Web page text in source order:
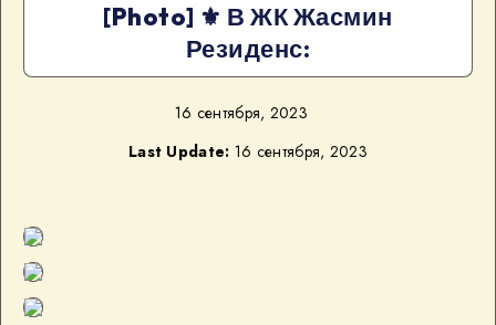
[Photo] ⚜️ В ЖК Жасмин
Резиденс:
16 сентября, 2023
Last Update: 16 сентября, 2023